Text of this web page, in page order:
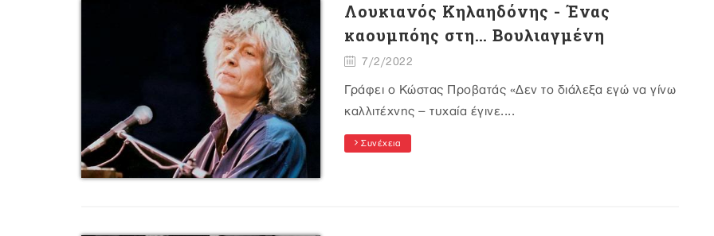
Λουκιανός Κηλαηδόνης - Ένας
καουμπόης στη… Βουλιαγμένη
7/2/2022
Γράφει ο Κώστας Προβατάς «Δεν το διάλεξα εγώ να γίνω
καλλιτέχνης – τυχαία έγινε....
Συνέχεια